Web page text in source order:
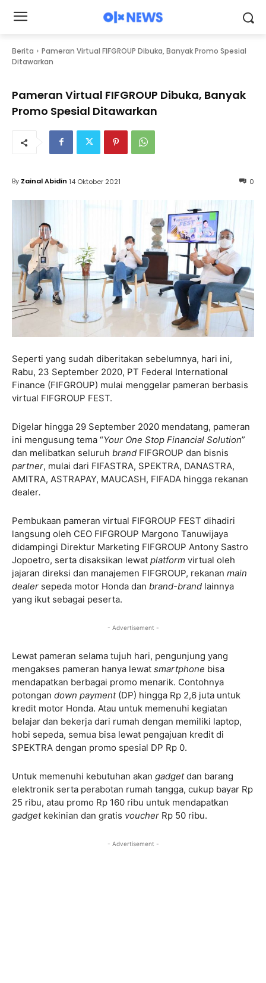
Berita
Pameran Virtual FIFGROUP Dibuka, Banyak Promo Spesial
Ditawarkan
Pameran Virtual FIFGROUP Dibuka, Banyak
Promo Spesial Ditawarkan
0
By Zainal Abidin 14 Oktober 2021
Seperti yang sudah diberitakan sebelumnya, hari ini,
Rabu, 23 September 2020, PT Federal International
Finance (FIFGROUP) mulai menggelar pameran berbasis
virtual FIFGROUP FEST.
Digelar hingga 29 September 2020 mendatang, pameran
ini mengusung tema “Your One Stop Financial Solution”
dan melibatkan seluruh brand FIFGROUP dan bisnis
partner, mulai dari FIFASTRA, SPEKTRA, DANASTRA,
AMITRA, ASTRAPAY, MAUCASH, FIFADA hingga rekanan
dealer.
Pembukaan pameran virtual FIFGROUP FEST dihadiri
langsung oleh CEO FIFGROUP Margono Tanuwijaya
didampingi Direktur Marketing FIFGROUP Antony Sastro
Jopoetro, serta disaksikan lewat platform virtual oleh
jajaran direksi dan manajemen FIFGROUP, rekanan main
dealer sepeda motor Honda dan brand-brand lainnya
yang ikut sebagai peserta.
- Advertisement -
Lewat pameran selama tujuh hari, pengunjung yang
mengakses pameran hanya lewat smartphone bisa
mendapatkan berbagai promo menarik. Contohnya
potongan down payment(DP) hingga Rp 2,6 juta untuk
kredit motor Honda. Atau untuk memenuhi kegiatan
belajar dan bekerja dari rumah dengan memiliki laptop,
hobi sepeda, semua bisa lewat pengajuan kredit di
SPEKTRA dengan promo spesial DP Rp 0.
Untuk memenuhi kebutuhan akan gadgetdan barang
elektronik serta perabotan rumah tangga, cukup bayar Rp
25 ribu, atau promo Rp 160 ribu untuk mendapatkan
gadget kekinian dan gratis voucher Rp 50 ribu.
- Advertisement -